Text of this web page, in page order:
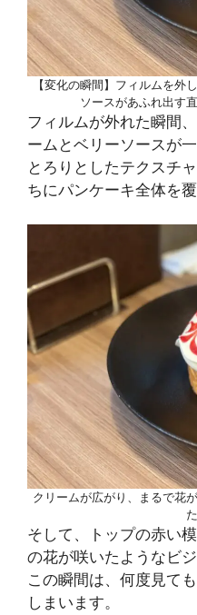
【変化の瞬間】フィルムを外
ソースがあふれ出す
フィルムが外れた瞬間
ームとベリーソースが
とろりとしたテクスチ
ちにパンケーキ全体を
クリームが広がり、まるで花
そして、トップの赤い
の花が咲いたようなビ
この瞬間は、何度見て
しまいます。